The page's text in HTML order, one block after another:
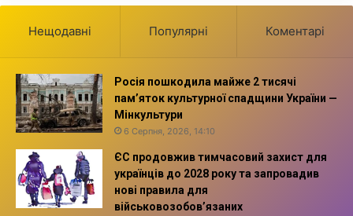
Нещодавні Популярні Коментарі
Росія пошкодила майже 2 тисячі
пам’яток культурної спадщини України —
Мінкультури
6 Серпня, 2026, 14:10
ЄС продовжив тимчасовий захист для
українців до 2028 року та запровадив
нові правила для
військовозобов’язаних